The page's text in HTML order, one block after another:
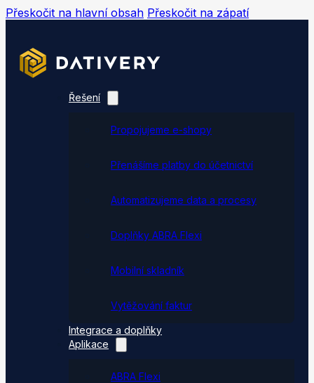
Přeskočit na hlavní obsah Přeskočit na zápatí
Řešení
Propojujeme e-shopy
Přenášíme platby do účetnictví
Automatizujeme data a procesy
Doplňky ABRA Flexi
Mobilní skladník
Vytěžování faktur
Integrace a doplňky
Aplikace
ABRA Flexi